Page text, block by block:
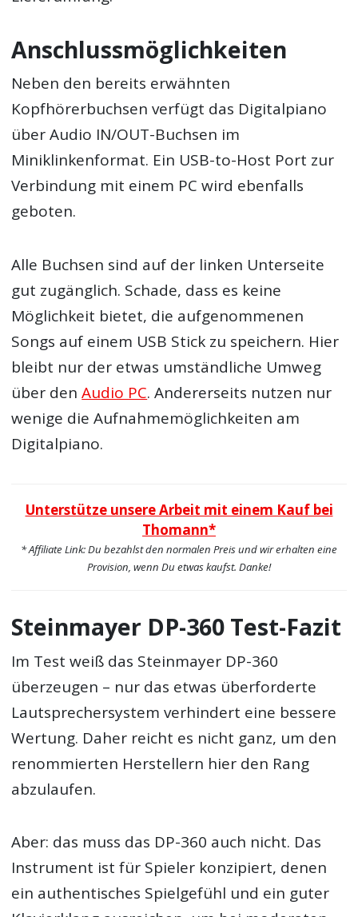
Anschlussmöglichkeiten
Neben den bereits erwähnten
Kopfhörerbuchsen verfügt das Digitalpiano
über Audio IN/OUT-Buchsen im
Miniklinkenformat. Ein USB-to-Host Port zur
Verbindung mit einem PC wird ebenfalls
geboten.
Alle Buchsen sind auf der linken Unterseite
gut zugänglich. Schade, dass es keine
Möglichkeit bietet, die aufgenommenen
Songs auf einem USB Stick zu speichern. Hier
bleibt nur der etwas umständliche Umweg
über denAudio PC. Andererseits nutzen nur
wenige die Aufnahmemöglichkeiten am
Digitalpiano.
Unterstütze unsere Arbeit mit einem Kauf bei
Thomann*
* Affiliate Link: Du bezahlst den normalen Preis und wir erhalten eine
Provision, wenn Du etwas kaufst. Danke!
Steinmayer DP-360 Test-Fazit
Im Test weiß das Steinmayer DP-360
überzeugen – nur das etwas überforderte
Lautsprechersystem verhindert eine bessere
Wertung. Daher reicht es nicht ganz, um den
renommierten Herstellern hier den Rang
abzulaufen.
Aber: das muss das DP-360 auch nicht. Das
Instrument ist für Spieler konzipiert, denen
ein authentisches Spielgefühl und ein guter